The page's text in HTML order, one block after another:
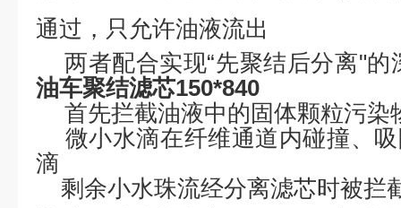
通过，只允许油液流出
两者配合实现“先聚结后分离"
油车聚结滤芯150*840
首先拦截油液中的固体颗粒污染
微小水滴在纤维通道内碰撞、
滴
剩余小水珠流经分离滤芯时被拦